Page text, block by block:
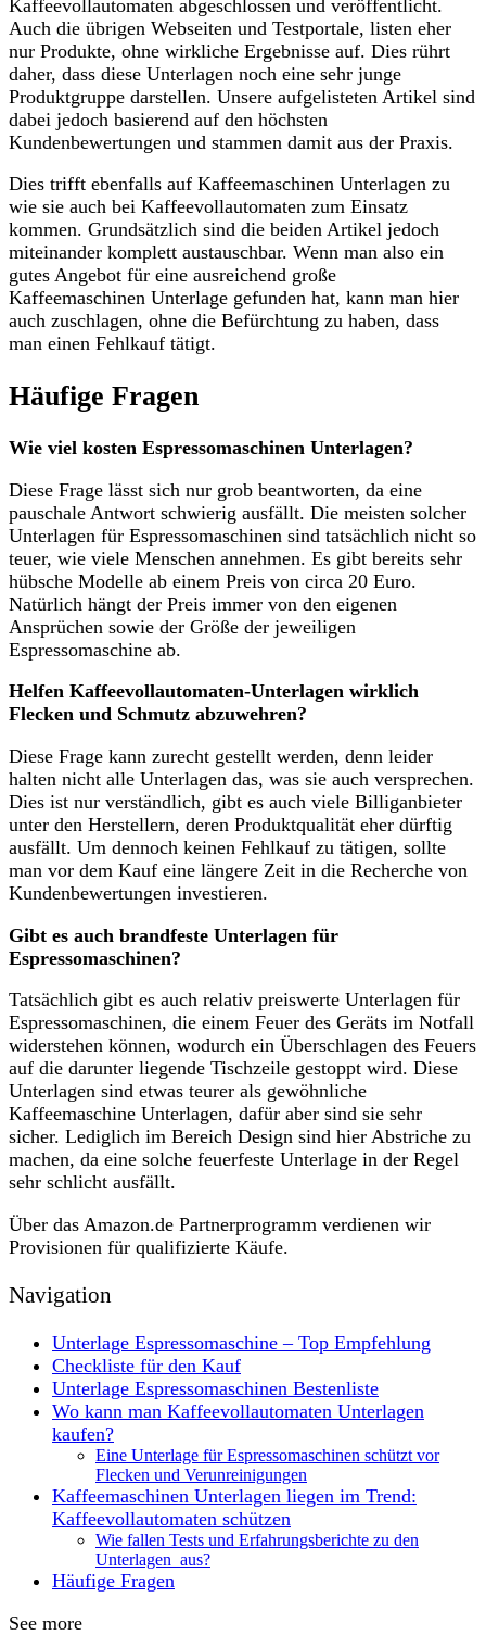
Kaffeevollautomaten abgeschlossen und veröffentlicht.
Auch die übrigen Webseiten und Testportale, listen eher
nur Produkte, ohne wirkliche Ergebnisse auf. Dies rührt
daher, dass diese Unterlagen noch eine sehr junge
Produktgruppe darstellen. Unsere aufgelisteten Artikel sind
dabei jedoch basierend auf den höchsten
Kundenbewertungen und stammen damit aus der Praxis.
Dies trifft ebenfalls auf Kaffeemaschinen Unterlagen zu
wie sie auch bei Kaffeevollautomaten zum Einsatz
kommen. Grundsätzlich sind die beiden Artikel jedoch
miteinander komplett austauschbar. Wenn man also ein
gutes Angebot für eine ausreichend große
Kaffeemaschinen Unterlage gefunden hat, kann man hier
auch zuschlagen, ohne die Befürchtung zu haben, dass
man einen Fehlkauf tätigt.
Häufige Fragen
Wie viel kosten Espressomaschinen Unterlagen?
Diese Frage lässt sich nur grob beantworten, da eine
pauschale Antwort schwierig ausfällt. Die meisten solcher
Unterlagen für Espressomaschinen sind tatsächlich nicht so
teuer, wie viele Menschen annehmen. Es gibt bereits sehr
hübsche Modelle ab einem Preis von circa 20 Euro.
Natürlich hängt der Preis immer von den eigenen
Ansprüchen sowie der Größe der jeweiligen
Espressomaschine ab.
Helfen Kaffeevollautomaten-Unterlagen wirklich
Flecken und Schmutz abzuwehren?
Diese Frage kann zurecht gestellt werden, denn leider
halten nicht alle Unterlagen das, was sie auch versprechen.
Dies ist nur verständlich, gibt es auch viele Billiganbieter
unter den Herstellern, deren Produktqualität eher dürftig
ausfällt. Um dennoch keinen Fehlkauf zu tätigen, sollte
man vor dem Kauf eine längere Zeit in die Recherche von
Kundenbewertungen investieren.
Gibt es auch brandfeste Unterlagen für
Espressomaschinen?
Tatsächlich gibt es auch relativ preiswerte Unterlagen für
Espressomaschinen, die einem Feuer des Geräts im Notfall
widerstehen können, wodurch ein Überschlagen des Feuers
auf die darunter liegende Tischzeile gestoppt wird. Diese
Unterlagen sind etwas teurer als gewöhnliche
Kaffeemaschine Unterlagen, dafür aber sind sie sehr
sicher. Lediglich im Bereich Design sind hier Abstriche zu
machen, da eine solche feuerfeste Unterlage in der Regel
sehr schlicht ausfällt.
Über das Amazon.de Partnerprogramm verdienen wir
Provisionen für qualifizierte Käufe.
Navigation
Unterlage Espressomaschine – Top Empfehlung
Checkliste für den Kauf
Unterlage Espressomaschinen Bestenliste
Wo kann man Kaffeevollautomaten Unterlagen
kaufen?
Eine Unterlage für Espressomaschinen schützt vor
Flecken und Verunreinigungen
Kaffeemaschinen Unterlagen liegen im Trend:
Kaffeevollautomaten schützen
Wie fallen Tests und Erfahrungsberichte zu den
Unterlagen aus?
Häufige Fragen
See more